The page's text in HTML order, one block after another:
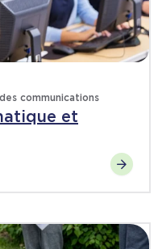
communications
et